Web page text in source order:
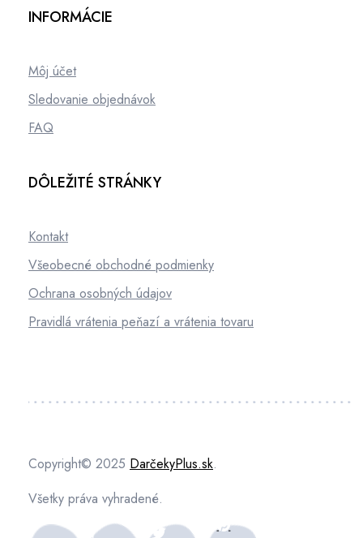
INFORMÁCIE
Môj účet
Sledovanie objednávok
FAQ
DÔLEŽITÉ STRÁNKY
Kontakt
Všeobecné obchodné podmienky
Ochrana osobných údajov
Pravidlá vrátenia peňazí a vrátenia tovaru
Copyright© 2025 DarčekyPlus.sk.
Všetky práva vyhradené.